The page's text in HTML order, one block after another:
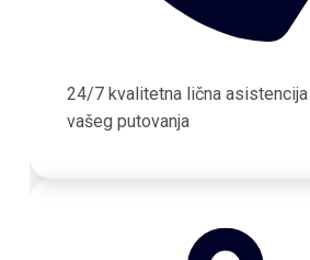
24/7 kvalitetna lična
vašeg putovanja